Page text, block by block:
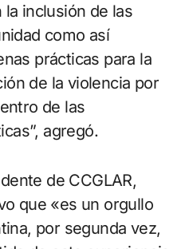
inclusión de las
como así
prácticas para la
de la violencia por
de las
agregó.
de CCGLAR,
que «es un orgullo
por segunda vez,